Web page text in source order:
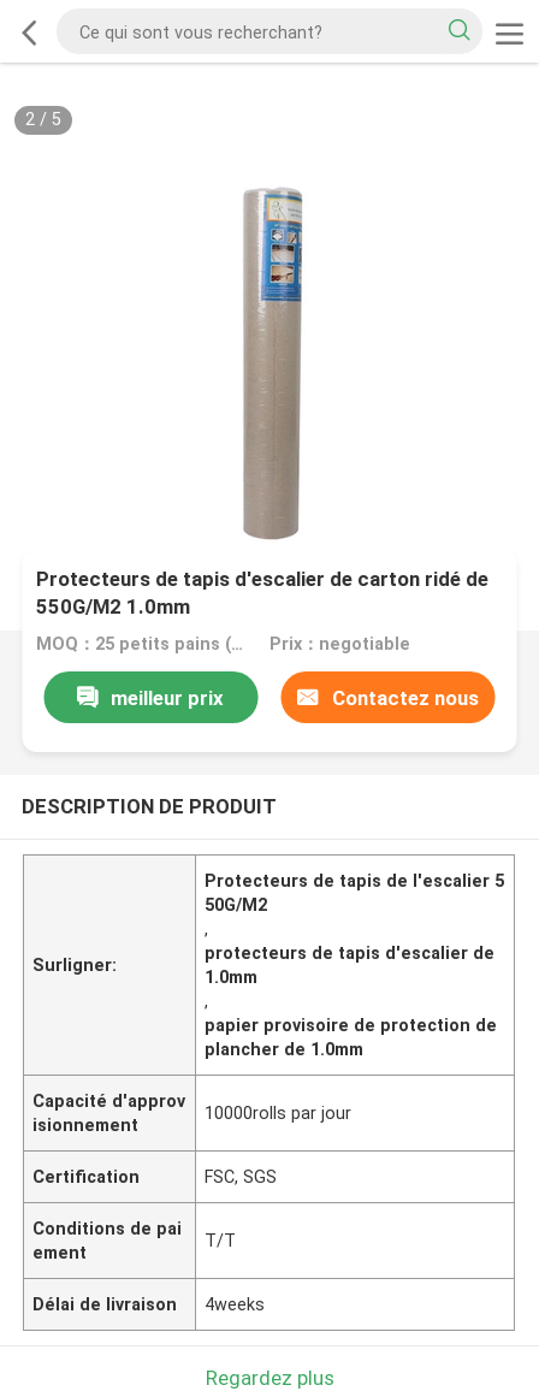
2/ 5
Protecteurs de tapis d'escalier de carton ridé de
550G/M2 1.0mm
MOQ：25 petits pains (aperçu gratuit de taille A4) Prix：negotiable
meilleur prix Contactez nous
DESCRIPTION DE PRODUIT
Surligner:
Protecteurs de tapis de l'escalier 5
50G/M2
,
protecteurs de tapis d'escalier de
1.0mm
,
papier provisoire de protection de
plancher de 1.0mm
Capacité d'approv
isionnement
10000rolls par jour
Certification FSC, SGS
Conditions de pai
ement
T/T
Délai de livraison 4weeks
Regardez plus